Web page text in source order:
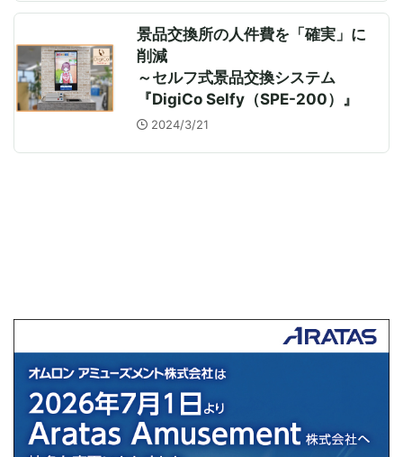
景品交換所の人件費を「確実」に
削減
～セルフ式景品交換システム
『DigiCo Selfy（SPE-200）』
2024/3/21